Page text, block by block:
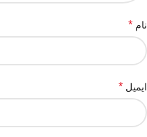
نام *
ایمیل *